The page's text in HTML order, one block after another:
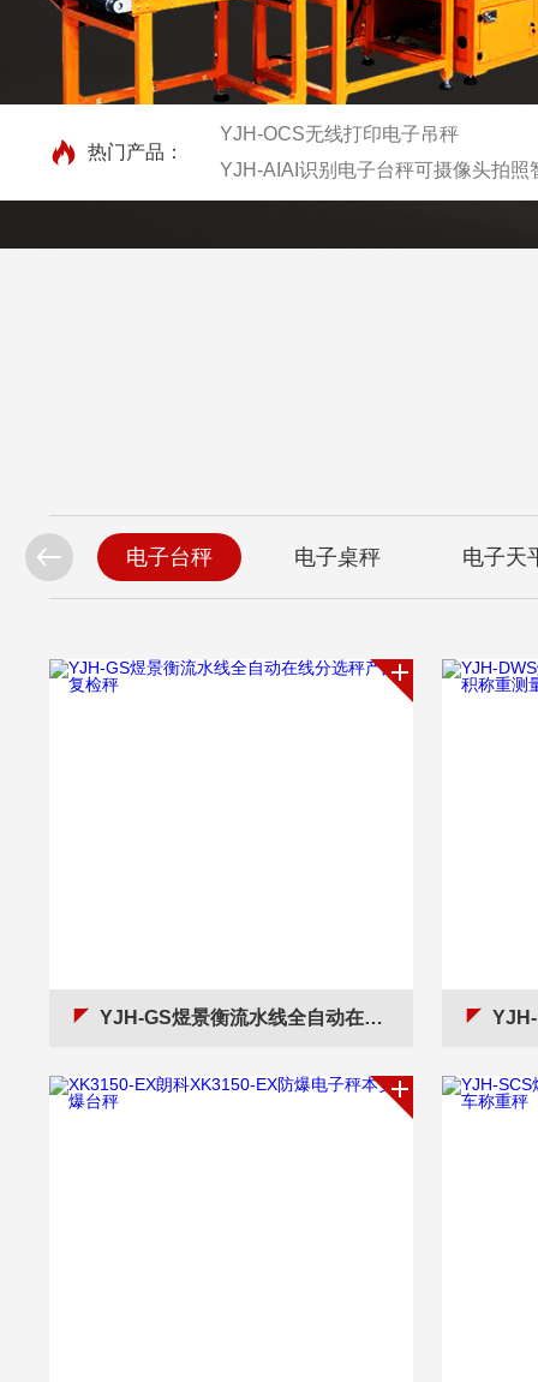
热门产品：
YJH-OCS无线打印电子吊秤
YJH-AIAI识别电子台秤可摄像头拍照
YJH-SCS超低台面电子地磅
平 电子台秤 电子桌秤 电子天
YJH-GS煜景衡流水线全自动在线分选秤产品复检秤 YJH-